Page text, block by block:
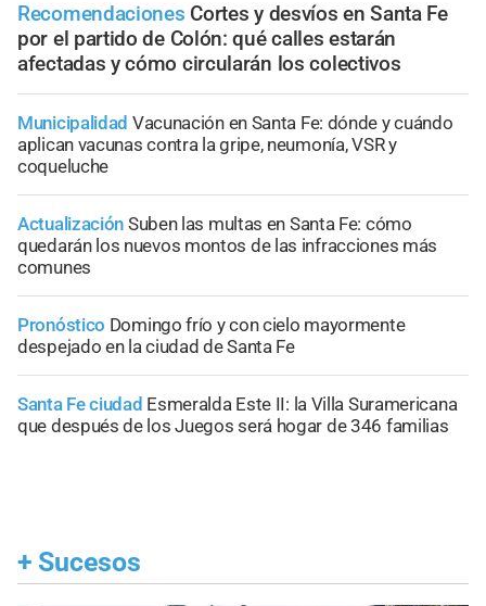
Recomendaciones Cortes y desvíos en Santa Fe
por el partido de Colón: qué calles estarán
afectadas y cómo circularán los colectivos
Municipalidad Vacunación en Santa Fe: dónde y cuándo
aplican vacunas contra la gripe, neumonía, VSR y
coqueluche
Actualización Suben las multas en Santa Fe: cómo
quedarán los nuevos montos de las infracciones más
comunes
Pronóstico Domingo frío y con cielo mayormente
despejado en la ciudad de Santa Fe
Santa Fe ciudad Esmeralda Este II: la Villa Suramericana
que después de los Juegos será hogar de 346 familias
+ Sucesos